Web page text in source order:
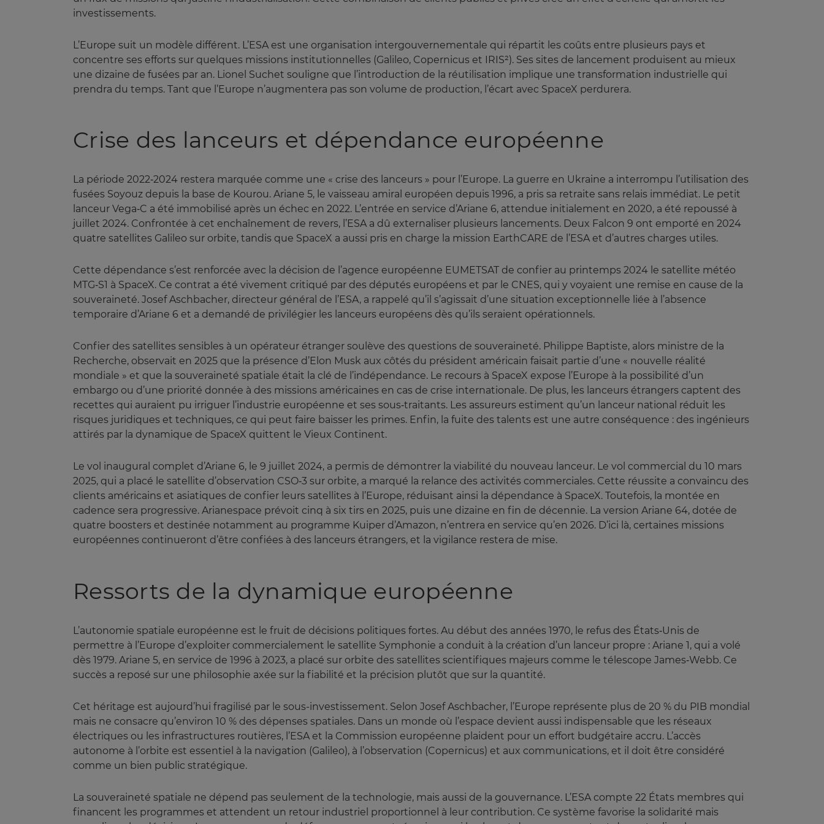
investissements.
L’Europe suit un modèle différent. L’ESA est une organisation intergouvernementale qui répartit les coûts entre plusieurs pays et
concentre ses efforts sur quelques missions institutionnelles (Galileo, Copernicus et IRIS²). Ses sites de lancement produisent au mieux
une dizaine de fusées par an. Lionel Suchet souligne que l’introduction de la réutilisation implique une transformation industrielle qui
prendra du temps. Tant que l’Europe n’augmentera pas son volume de production, l’écart avec SpaceX perdurera.
Crise des lanceurs et dépendance européenne
La période 2022‑2024 restera marquée comme une « crise des lanceurs » pour l’Europe. La guerre en Ukraine a interrompu l’utilisation des
fusées Soyouz depuis la base de Kourou. Ariane 5, le vaisseau amiral européen depuis 1996, a pris sa retraite sans relais immédiat. Le petit
lanceur Vega‑C a été immobilisé après un échec en 2022. L’entrée en service d’Ariane 6, attendue initialement en 2020, a été repoussé à
juillet 2024. Confrontée à cet enchaînement de revers, l’ESA a dû externaliser plusieurs lancements. Deux Falcon 9 ont emporté en 2024
quatre satellites Galileo sur orbite, tandis que SpaceX a aussi pris en charge la mission EarthCARE de l’ESA et d’autres charges utiles.
Cette dépendance s’est renforcée avec la décision de l’agence européenne EUMETSAT de confier au printemps 2024 le satellite météo
MTG‑S1 à SpaceX. Ce contrat a été vivement critiqué par des députés européens et par le CNES, qui y voyaient une remise en cause de la
souveraineté. Josef Aschbacher, directeur général de l’ESA, a rappelé qu’il s’agissait d’une situation exceptionnelle liée à l’absence
temporaire d’Ariane 6 et a demandé de privilégier les lanceurs européens dès qu’ils seraient opérationnels.
Confier des satellites sensibles à un opérateur étranger soulève des questions de souveraineté. Philippe Baptiste, alors ministre de la
Recherche, observait en 2025 que la présence d’Elon Musk aux côtés du président américain faisait partie d’une « nouvelle réalité
mondiale » et que la souveraineté spatiale était la clé de l’indépendance. Le recours à SpaceX expose l’Europe à la possibilité d’un
embargo ou d’une priorité donnée à des missions américaines en cas de crise internationale. De plus, les lanceurs étrangers captent des
recettes qui auraient pu irriguer l’industrie européenne et ses sous‑traitants. Les assureurs estiment qu’un lanceur national réduit les
risques juridiques et techniques, ce qui peut faire baisser les primes. Enfin, la fuite des talents est une autre conséquence : des ingénieurs
attirés par la dynamique de SpaceX quittent le Vieux Continent.
Le vol inaugural complet d’Ariane 6, le 9 juillet 2024, a permis de démontrer la viabilité du nouveau lanceur. Le vol commercial du 10 mars
2025, qui a placé le satellite d’observation CSO‑3 sur orbite, a marqué la relance des activités commerciales. Cette réussite a convaincu des
clients américains et asiatiques de confier leurs satellites à l’Europe, réduisant ainsi la dépendance à SpaceX. Toutefois, la montée en
cadence sera progressive. Arianespace prévoit cinq à six tirs en 2025, puis une dizaine en fin de décennie. La version Ariane 64, dotée de
quatre boosters et destinée notamment au programme Kuiper d’Amazon, n’entrera en service qu’en 2026. D’ici là, certaines missions
européennes continueront d’être confiées à des lanceurs étrangers, et la vigilance restera de mise.
Ressorts de la dynamique européenne
L’autonomie spatiale européenne est le fruit de décisions politiques fortes. Au début des années 1970, le refus des États‑Unis de
permettre à l’Europe d’exploiter commercialement le satellite Symphonie a conduit à la création d’un lanceur propre : Ariane 1, qui a volé
dès 1979. Ariane 5, en service de 1996 à 2023, a placé sur orbite des satellites scientifiques majeurs comme le télescope James‑Webb. Ce
succès a reposé sur une philosophie axée sur la fiabilité et la précision plutôt que sur la quantité.
Cet héritage est aujourd’hui fragilisé par le sous-investissement. Selon Josef Aschbacher, l’Europe représente plus de 20 % du PIB mondial
mais ne consacre qu’environ 10 % des dépenses spatiales. Dans un monde où l’espace devient aussi indispensable que les réseaux
électriques ou les infrastructures routières, l’ESA et la Commission européenne plaident pour un effort budgétaire accru. L’accès
autonome à l’orbite est essentiel à la navigation (Galileo), à l’observation (Copernicus) et aux communications, et il doit être considéré
comme un bien public stratégique.
La souveraineté spatiale ne dépend pas seulement de la technologie, mais aussi de la gouvernance. L’ESA compte 22 États membres qui
financent les programmes et attendent un retour industriel proportionnel à leur contribution. Ce système favorise la solidarité mais